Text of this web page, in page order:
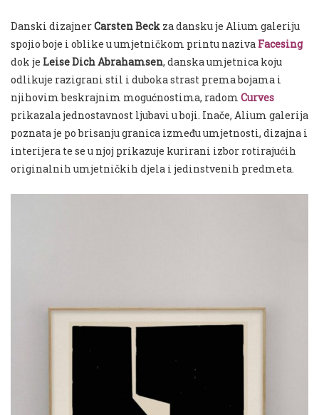
Danski dizajnerCarsten Beck za dansku je Alium galeriju
spojio boje i oblike u umjetničkom printu naziva Facesing
dok je Leise Dich Abrahamsen, danska umjetnica koju
odlikuje razigrani stil i duboka strast prema bojama i
njihovim beskrajnim mogućnostima, radom Curves
prikazala jednostavnost ljubavi u boji. Inače, Alium galerija
poznata je po brisanju granica između umjetnosti, dizajna i
interijera te se u njoj prikazuje kurirani izbor rotirajućih
originalnih umjetničkih djela i jedinstvenih predmeta.